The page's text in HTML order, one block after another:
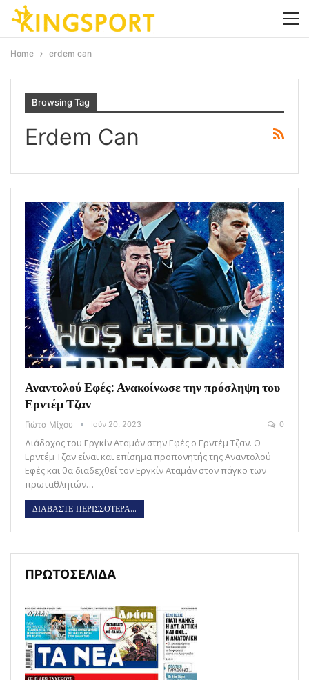
Home erdem can
Browsing Tag
Erdem Can
Αναντολού Εφές: Ανακοίνωσε την πρόσληψη του
Ερντέμ Τζαν
Γιώτα Μίχου Ιούν 20, 2023 0
Διάδοχος του Εργκίν Αταμάν στην Εφές ο Ερντέμ Τζαν. Ο
Ερντέμ Τζαν είναι και επίσημα προπονητής της Αναντολού
Εφές και θα διαδεχθεί τον Εργκίν Αταμάν στον πάγκο των
πρωταθλητών…
ΔΙΑΒΑΣΤΕ ΠΕΡΙΣΣΟΤΕΡΑ...
ΠΡΩΤΟΣΕΛΙΔΑ